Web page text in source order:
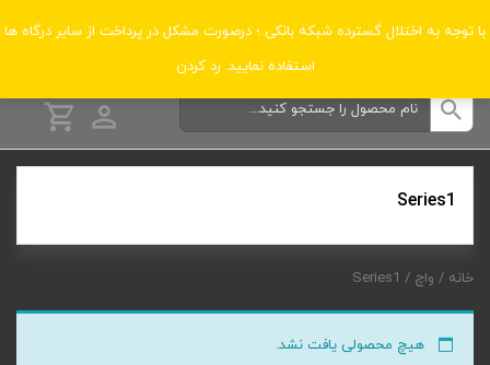
با توجه به اختلال گسترده شبکه بانکی ؛ درصورت مشکل در پرداخت از سایر درگاه ها
استفاده نمایید. رد کردن
دسته‌بندی‌ها
Series1
خانه / واچ / Series1
هیچ محصولی یافت نشد.